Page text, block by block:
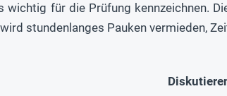
wichtig für die Prüfung kennzeichnen.
stundenlanges Pauken vermieden,